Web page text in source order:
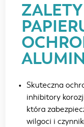
Skuteczna
inhibitory
która
wilgoci i